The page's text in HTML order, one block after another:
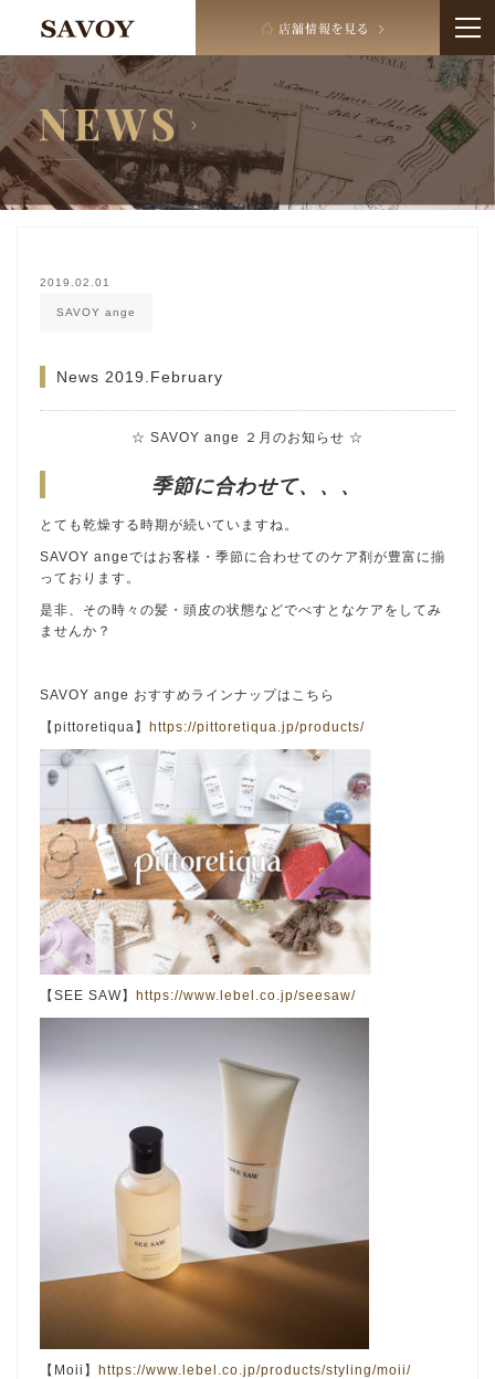
2019.02.01
SAVOY ange
News 2019.February
☆ SAVOY ange ２月のお知らせ ☆
季節に合わせて、、、
とても乾燥する時期が続いていますね。
SAVOY angeではお客様・季節に合わせてのケア剤が豊富に揃
っております。
是非、その時々の髪・頭皮の状態などでべすとなケアをしてみ
ませんか？
SAVOY ange おすすめラインナップはこちら
【pittoretiqua】 https://pittoretiqua.jp/products/
【SEE SAW】 https://www.lebel.co.jp/seesaw/
【Moii】 https://www.lebel.co.jp/products/styling/moii/